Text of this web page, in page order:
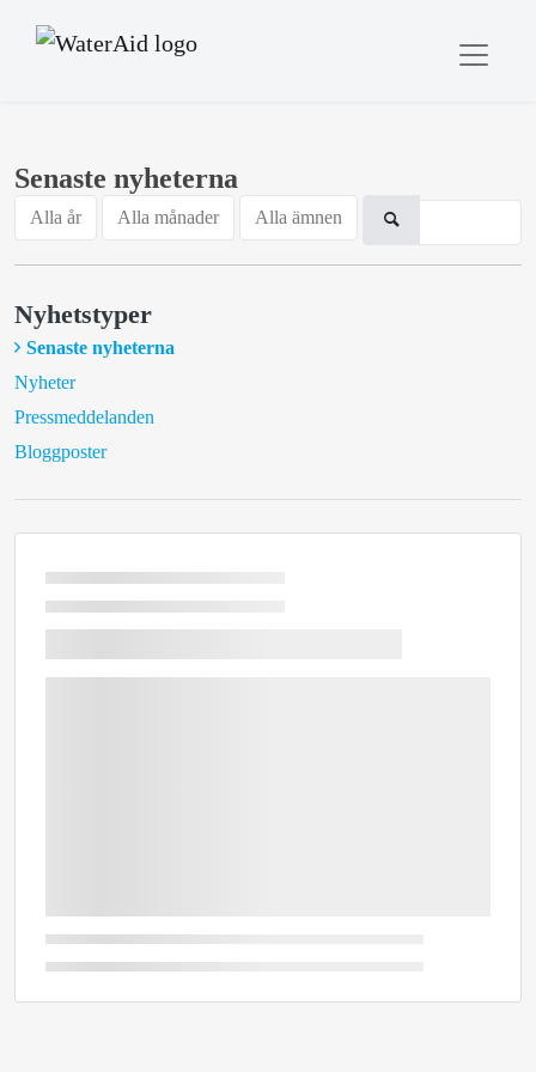
Senaste nyheterna
Alla år Alla månader Alla ämnen
Nyhetstyper
Senaste nyheterna
Nyheter
Pressmeddelanden
Bloggposter